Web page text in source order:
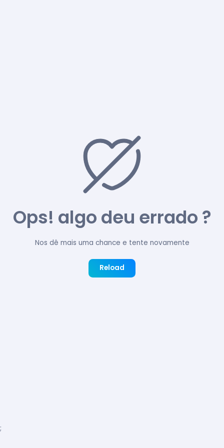
Ops! algo deu errado ?
Nos dê mais uma chance e tente novamente
Reload
;